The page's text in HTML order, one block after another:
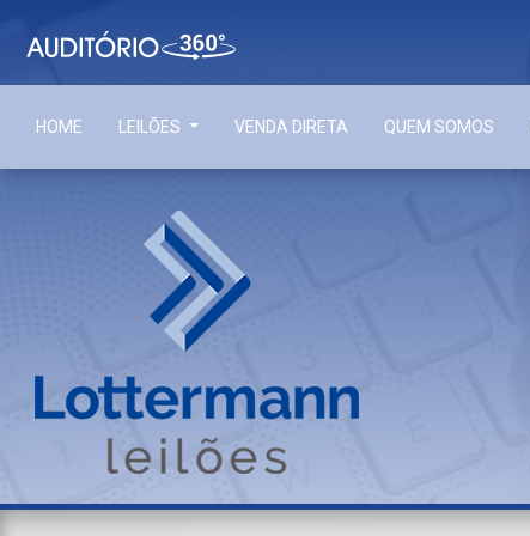
HOME LEILÕES VENDA DIRETA QUEM SOMOS